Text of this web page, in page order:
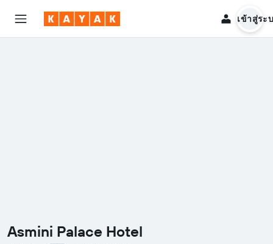
เข้าสู่ระ
Asmini Palace Hotel